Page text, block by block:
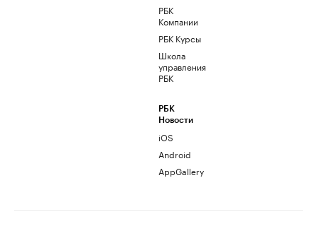
РБК
Компании
РБК Курсы
Школа
управления
РБК
РБК
Новости
iOS
Android
AppGallery